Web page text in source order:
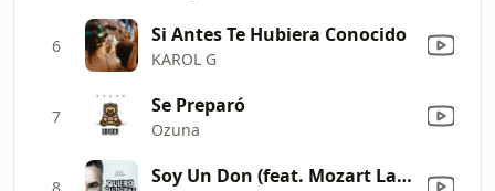
6 Si Antes Te Hubiera Conocido
KAROL G
7 Se Preparó
Ozuna
8 Soy Un Don (feat. Mozart La Para & DCS)